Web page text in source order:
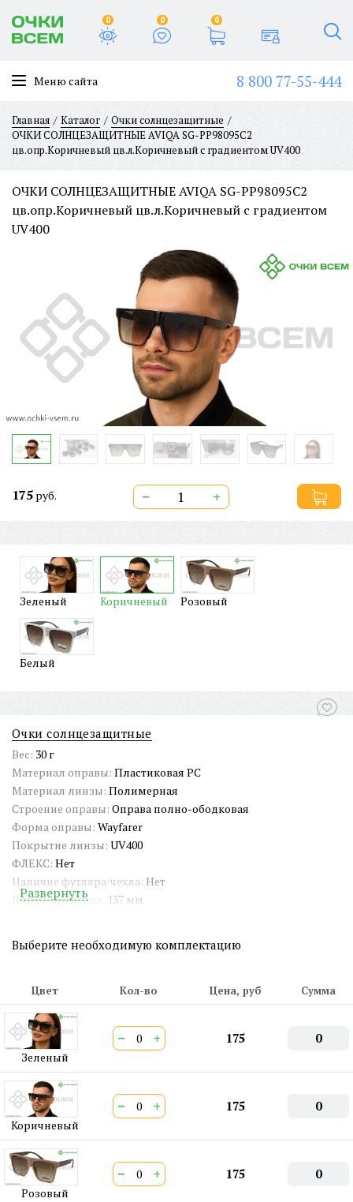
0 0 0
Меню сайта 8 800 77-55-444
Главная Каталог
Очки солнцезащитные
ОЧКИ СОЛНЦЕЗАЩИТНЫЕ AVIQA SG-PP98095C2
цв.опр.Коричневый цв.л.Коричневый с градиентом UV400
ОЧКИ СОЛНЦЕЗАЩИТНЫЕ AVIQA SG-PP98095C2
цв.опр.Коричневый цв.л.Коричневый с градиентом
UV400
175 руб. − +
Зеленый Коричневый Розовый
Белый
Очки солнцезащитные
Вес: 30 г
Материал оправы: Пластиковая PC
Материал линзы: Полимерная
Строение оправы: Оправа полно-ободковая
Форма оправы: Wayfarer
Покрытие линзы: UV400
ФЛЕКС: Нет
Наличие футляра/чехла: Нет
Длина заушника:
137 мм
Страна происхождения:Китай
Двойная перекладина:Нет
ШтрихКод EAN-13:4650317727488
Развернуть
Выберите необходимую комплектацию
Цвет Кол-во Цена, руб Сумма
Зеленый
− + 175 0
Коричневый
− + 175 0
Розовый
− + 175 0